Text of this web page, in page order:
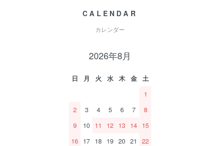
CALENDAR
カレンダー
2026年8月
日 月 火 水 木 金
土
1
2
3 4 5 6 7
8
9
10 11 12 13 14 15
16 17 18 19 20 21
22